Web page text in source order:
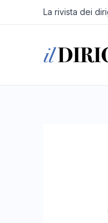
La rivista dei
Navigazione